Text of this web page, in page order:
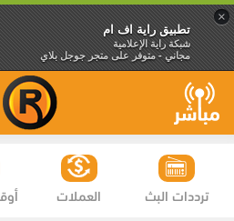
×
تطبيق راية اف ام
شبكة راية الإعلامية
مجاني - متوفر على متجر جوجل بلاي
العملات ترددات البث